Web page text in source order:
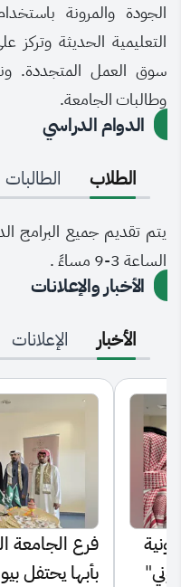
الجودة والمرونة
التعليمية الحديثة
سوق العمل المتجددة.
وطالبات الجامعة.
الدوام الدراسي
الطلاب
الطالبات
يتم تقديم جميع البرامج
الساعة 3-9 مساءً .
الأخبار والإعلانات
الأخبار
الإعلانات
فرع الجامعة
بأبها يحتفل